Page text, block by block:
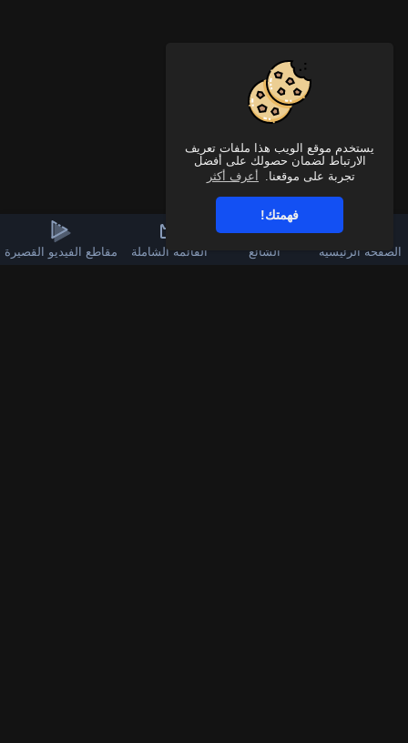
يستخدم موقع الويب هذا ملفات تعريف
الارتباط لضمان حصولك على أفضل
تجربة على موقعنا.
أعرف أكثر
فهمتك!
الصفحة الرئيسية الشائع القائمة الشاملة مقاطع الفيديو القصيرة